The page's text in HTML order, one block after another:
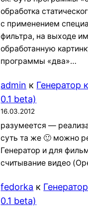
обработка
с применением
фильтра, на выходе
обработанную
программы «два»…
admin к Генератор
0.1 beta)
16.03.2012
разумеется —
суть та же 🙂 можно
Генератор и для
считывание видео
fedorka к
0.1 beta)